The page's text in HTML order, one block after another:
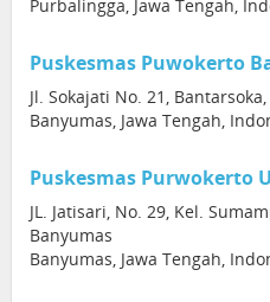
Purbalingga, Jawa Tengah,
Puskesmas Puwokerto
Jl. Sokajati No. 21,
Banyumas, Jawa Tengah,
Puskesmas Purwokerto
JL. Jatisari, No. 29, Kel.
Banyumas
Banyumas, Jawa Tengah,